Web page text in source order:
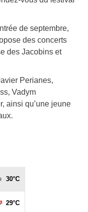
de septembre,
des concerts
des Jacobins et
Perianes,
Vadym
ainsi qu’une jeune